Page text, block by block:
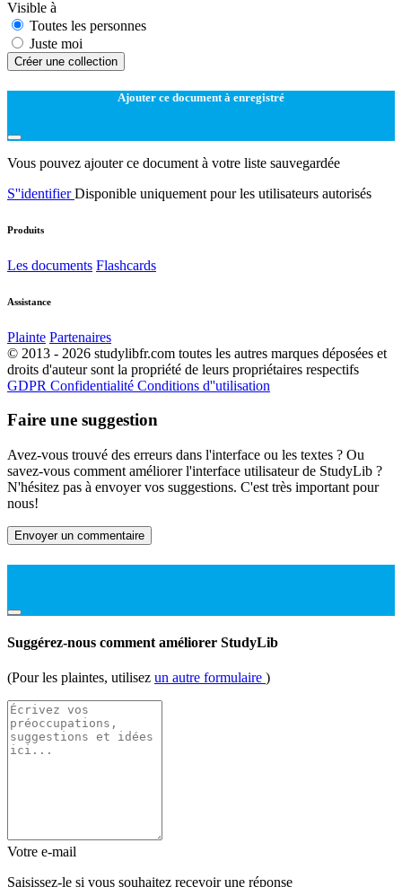
Visible à
Toutes les personnes
Juste moi
Créer une collection
Ajouter ce document à enregistré
Vous pouvez ajouter ce document à votre liste sauvegardée
S''identifierDisponible uniquement pour les utilisateurs autorisés
Produits
Les documents Flashcards
Assistance
Plainte Partenaires
© 2013 - 2026 studylibfr.com toutes les autres marques déposées et
droits d'auteur sont la propriété de leurs propriétaires respectifs
GDPR Confidentialité Conditions d''utilisation
Faire une suggestion
Avez-vous trouvé des erreurs dans l'interface ou les textes ? Ou
savez-vous comment améliorer l'interface utilisateur de StudyLib ?
N'hésitez pas à envoyer vos suggestions. C'est très important pour
nous!
Envoyer un commentaire
Suggérez-nous comment améliorer StudyLib
(Pour les plaintes, utilisez un autre formulaire )
Votre e-mail
Saisissez-le si vous souhaitez recevoir une réponse